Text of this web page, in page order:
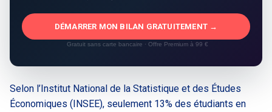
DÉMARRER MON BILAN GRATUITEMENT →
Gratuit sans carte bancaire · Offre Premium à 99 €
Selon l’Institut National de la Statistique et des Études
Économiques (INSEE), seulement 13% des étudiants en